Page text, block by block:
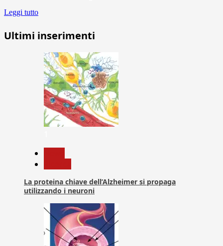
Leggi tutto
Ultimi inserimenti
La proteina chiave dell’Alzheimer si propaga
utilizzando i neuroni